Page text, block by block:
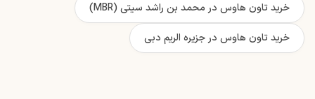
خرید تاون هاوس در محمد بن راشد سیتی (MBR)
خرید تاون هاوس در جزیره الریم دبی